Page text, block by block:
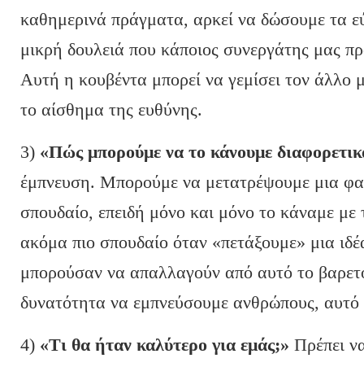
καθημερινά πράγματα, αρκεί να δώσουμε τα
μικρή δουλειά που κάποιος συνεργάτης μας
Αυτή η κουβέντα μπορεί να γεμίσει τον άλλο
το αίσθημα της ευθύνης.
3) «Πώς μπορούμε να το κάνουμε
έμπνευση. Μπορούμε να μετατρέψουμε μια
σπουδαίο, επειδή μόνο και μόνο το κάναμε με
ακόμα πιο σπουδαίο όταν «πετάξουμε» μια
μπορούσαν να απαλλαγούν από αυτό το
δυνατότητα να εμπνεύσουμε ανθρώπους,
4) «Τι θα ήταν καλύτερο για εμάς;» Πρέπει